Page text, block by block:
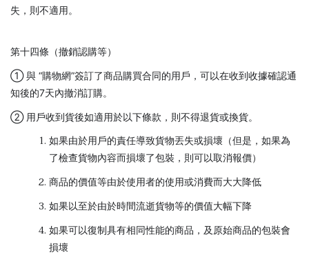
失，則不適用。
第十四條（撤銷認購等）
① 與 “購物網”簽訂了商品購買合同的用戶，可以在收到收據確認通
知後的7天內撤消訂購。
② 用戶收到貨後如適用於以下條款，則不得退貨或換貨。
如果由於用戶的責任導致貨物丟失或損壞（但是，如果為
了檢查貨物內容而損壞了包裝，則可以取消報價）
商品的價值等由於使用者的使用或消費而大大降低
如果以至於由於時間流逝貨物等的價值大幅下降
如果可以復制具有相同性能的商品，及原始商品的包裝會
損壞